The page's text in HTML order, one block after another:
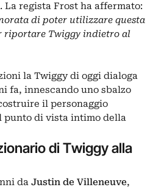
. La regista Frost ha affermato:
di poter utilizzare questa
riportare Twiggy indietro al
la Twiggy di oggi dialoga
fa, innescando uno sbalzo
il personaggio
punto di vista intimo della
di Twiggy alla
da Justin de Villeneuve,